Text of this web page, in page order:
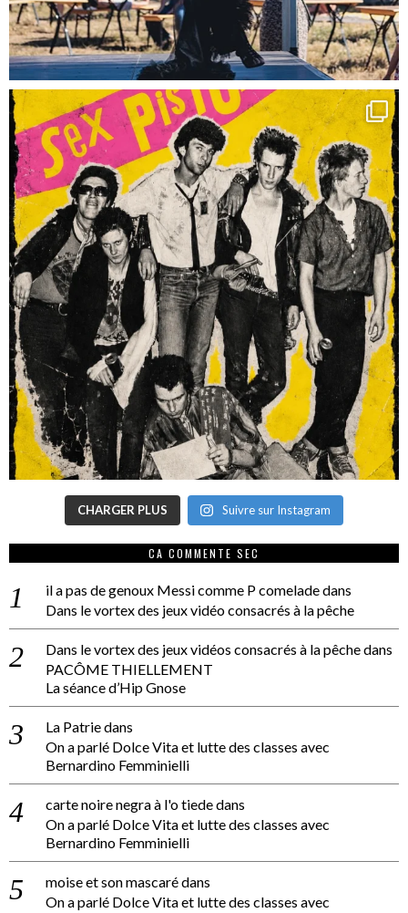
CHARGER PLUS Suivre sur Instagram
CA COMMENTE SEC
il a pas de genoux Messi comme P comeladedans
Dans le vortex des jeux vidéo consacrés à la pêche
Dans le vortex des jeux vidéos consacrés à la pêchedans
PACÔME THIELLEMENT
La séance d’Hip Gnose
La Patriedans
On a parlé Dolce Vita et lutte des classes avec
Bernardino Femminielli
carte noire negra à l'o tiededans
On a parlé Dolce Vita et lutte des classes avec
Bernardino Femminielli
moise et son mascarédans
On a parlé Dolce Vita et lutte des classes avec